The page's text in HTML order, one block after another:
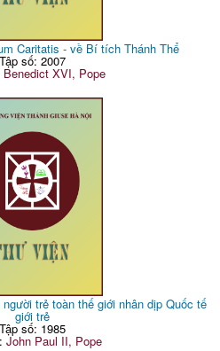
Caritatis - về Bí tích Thánh Thể
Tập số: 2007
Benedict XVI, Pope
trẻ toàn thế giới nhân dịp Quốc tế
giới trẻ
Tập số: 1985
John Paul II, Pope